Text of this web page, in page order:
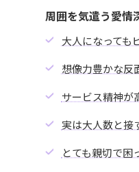
周囲を気遣う愛情
大人になっても
想像力豊かな反
サービス精神が
実は大人数と接
とても親切で困